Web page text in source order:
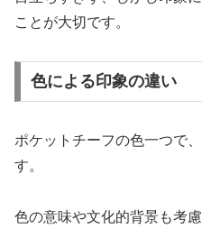
ことが大切です。
色による印象の違い
ポケットチーフの色一つで
す。
色の意味や文化的背景も考